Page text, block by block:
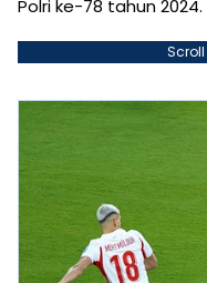
Polri ke-78 tahun 2024.